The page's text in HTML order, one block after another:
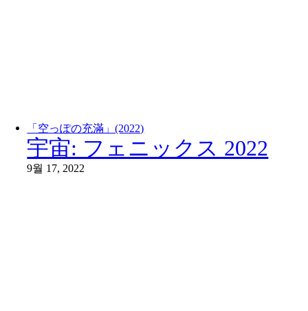
「空っぽの充滿」(2022)
宇宙: フェニックス 2022
9월 17, 2022